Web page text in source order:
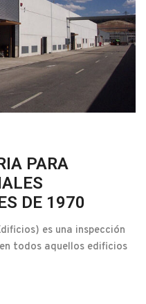
PARA
DE 1970
es una inspección
todos aquellos edificios